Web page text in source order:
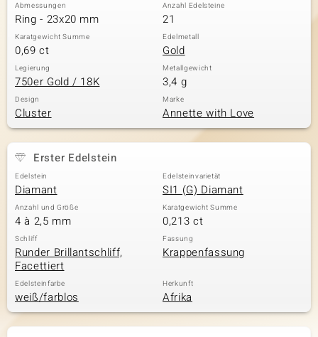
Abmessungen
Ring - 23x20 mm
Anzahl Edelsteine
21
Karatgewicht Summe
0,69 ct
Edelmetall
Gold
Legierung
750er Gold / 18K
Metallgewicht
3,4 g
Design
Cluster
Marke
Annette with Love
Erster Edelstein
Edelstein
Diamant
Edelsteinvarietät
SI1 (G) Diamant
Anzahl und Größe
4 à 2,5 mm
Karatgewicht Summe
0,213 ct
Schliff
Runder Brillantschliff,
Facettiert
Fassung
Krappenfassung
Edelsteinfarbe
weiß/farblos
Herkunft
Afrika